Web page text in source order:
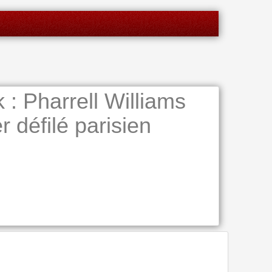
: Pharrell Williams
défilé parisien